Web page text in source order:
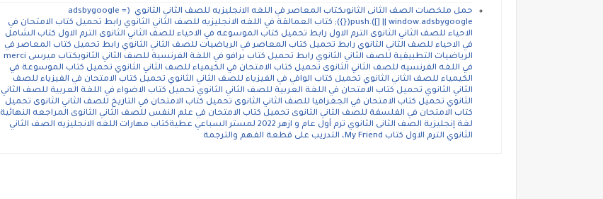
حمل ملخصات الصف الثانى الثانوىكتاب المعاصر في اللغه الانجليزيه للصف الثاني الثانوي (adsbygoogle =
window.adsbygoogle || []).push({}); كتاب العمالقة في اللغه الانجليزيه للصف الثاني الثانوي رابط تحميل كتاب الامتحان في
الاحياء للصف الثاني الثانوى الترم الاول رابط تحميل كتاب الموسوعه في الاحياء للصف الثاني الثانوى الترم الاول كتاب الشامل
في الاحياء للصف الثاني الثانوي رابط تحميل كتاب المعاصر في الرياضيات للصف الثاني الثانوي رابط تحميل كتاب المعاصر في
الرياضيات التطبيقية للصف الثاني الثانوي رابط تحميل كتاب برافو في اللغة الفرنسية للصف الثاني الثانويكتاب ميرسى merci
في اللغه الفرنسيه للصف الثاني الثانوى تحميل كتاب الامتحان في الكيمياء للصف الثاني الثانوي تحميل كتاب الموسوعة في
الكيمياء للصف الثاني الثانوي تحميل كتاب الوافي في الفيزياء للصف الثاني الثانوي تحميل كتاب الامتحان في الفيزياء للصف
الثاني الثانوي تحميل كتاب الامتحان في اللغة العربية للصف الثاني الثانوي تحميل كتاب الاضواء في اللغة العربية للصف الثاني
الثانوي تحميل كتاب الامتحان في الجغرافيا للصف الثاني الثانوى تحميل كتاب الامتحان في التاريخ للصف الثاني الثانوى تحميل
كتاب الامتحان في الفلسفة للصف الثاني الثانوى تحميل كتاب الامتحان في علم النفس للصف الثاني الثانوى المراجعه النهائية
لغة إنجليزية الصف الثانى الثانوي ترم أول عام و ازهر 2022 لمستر السباعي عطيةكتاب مهارات اللغه الانجليزيه الصف الثاني
الثانوي الترم الاول كتاب My Friend، التدريب على قطعة الفهم والترجمة